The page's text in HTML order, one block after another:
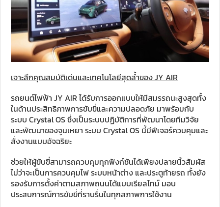
เจาะลึกคุณสมบัติเด่นและเทคโนโลยีสุดล้ำของJY AIR
รถยนต์ไฟฟ้าJY AIRได้รับการออกแบบให้มีสมรรถนะสูงสุดทั้ง
ในด้านประสิทธิภาพการขับขี่และความปลอดภัย มาพร้อมกับ
ระบบ Crystal OSซึ่งเป็นระบบปฏิบัติการที่พัฒนาโดยทีมวิจัย
และพัฒนาของจูนเหยา ระบบCrystal OS นี้มีฟีเจอร์ควบคุมและ
สั่งงานแบบอัจฉริยะ
ช่วยให้ผู้ขับขี่สามารถควบคุมทุกฟังก์ชันได้เพียงปลายนิ้วสัมผัส
ไม่ว่าจะเป็นการควบคุมไฟ ระบบหน้าต่าง และประตูท้ายรถ ทั้งยัง
รองรับการตั้งค่าตามสภาพถนนได้แบบเรียลไทม์ มอบ
ประสบการณ์การขับขี่ที่ราบรื่นในทุกสภาพการใช้งาน